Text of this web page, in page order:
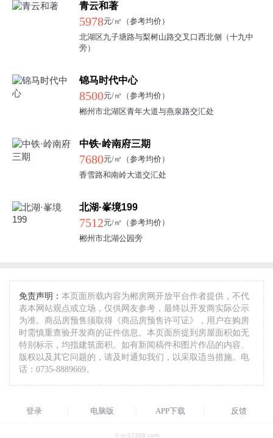
青云和著
5978元/㎡（参考均价）
北湖区九子塘路与梨树山路交叉口西北侧（十九中
旁）
锦马时代中心
8500元/㎡（参考均价）
郴州市北湖区青年大道与燕泉路交汇处
中铁·岭南府三期
7680元/㎡（参考均价）
香雪路和南岭大道交汇处
北湖·峯境199
7512元/㎡（参考均价）
郴州市北湖公园旁
免责声明： 本页面所载内容为郴房网开放平台作者提供，不代
表本网站观点或立场，仅供网友参考，最终以开发商实际公示
为准。商品房预售须取得《商品房预售许可证》，用户在购房
时需慎重查验开发商的证件信息。本页面所提到房屋面积如无
特别标示，均指建筑面积。如有新闻稿件和图片作品的内容、
版权以及其它问题的，请及时通知我们，以采取适当措施。电
话：0735-8889669。
登录 电脑版 APP下载 反馈
© m.07358.com